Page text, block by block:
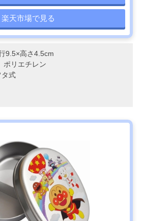
楽天市場で見る
9.5×高さ4.5cm
ポリエチレン
タ式